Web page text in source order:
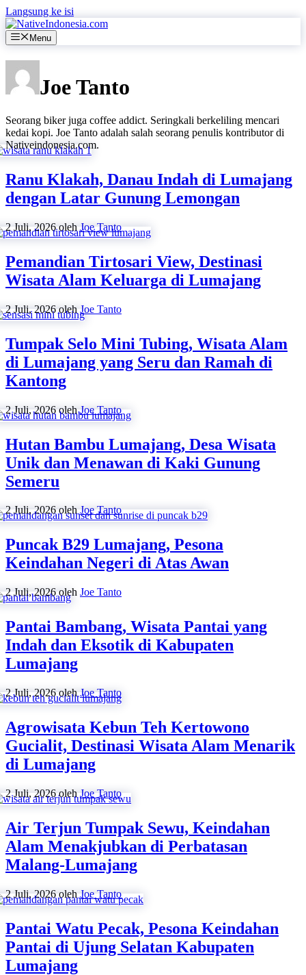
Langsung ke isi
Menu
Joe Tanto
Seorang biker juga coffee addict. Seringkali berkeliling mencari
kedai kopi. Joe Tanto adalah salah seorang penulis kontributor di
Nativeindonesia.com.
Ranu Klakah, Danau Indah di Lumajang
dengan Latar Gunung Lemongan
2 Juli, 2026 olehJoe Tanto
Pemandian Tirtosari View, Destinasi
Wisata Alam Keluarga di Lumajang
2 Juli, 2026 olehJoe Tanto
Tumpak Selo Mini Tubing, Wisata Alam
di Lumajang yang Seru dan Ramah di
Kantong
2 Juli, 2026 olehJoe Tanto
Hutan Bambu Lumajang, Desa Wisata
Unik dan Menawan di Kaki Gunung
Semeru
2 Juli, 2026 olehJoe Tanto
Puncak B29 Lumajang, Pesona
Keindahan Negeri di Atas Awan
2 Juli, 2026 oleh Joe Tanto
Pantai Bambang, Wisata Pantai yang
Indah dan Eksotik di Kabupaten
Lumajang
2 Juli, 2026 olehJoe Tanto
Agrowisata Kebun Teh Kertowono
Gucialit, Destinasi Wisata Alam Menarik
di Lumajang
2 Juli, 2026 olehJoe Tanto
Air Terjun Tumpak Sewu, Keindahan
Alam Menakjubkan di Perbatasan
Malang-Lumajang
2 Juli, 2026 olehJoe Tanto
Pantai Watu Pecak, Pesona Keindahan
Pantai di Ujung Selatan Kabupaten
Lumajang